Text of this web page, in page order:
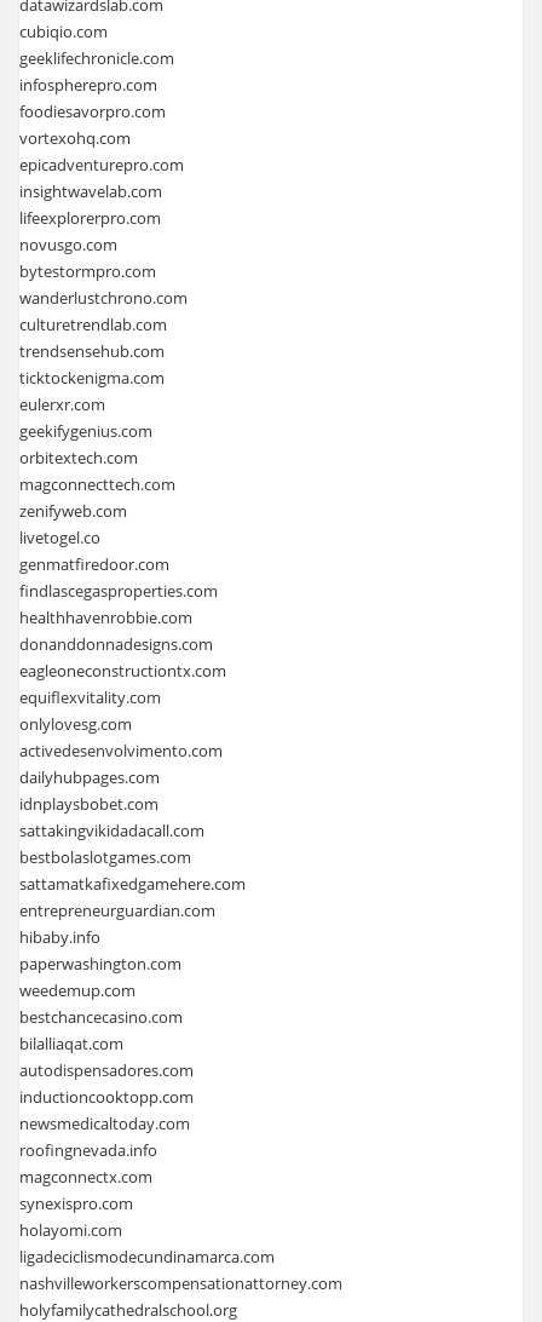
datawizardslab.com
cubiqio.com
geeklifechronicle.com
infospherepro.com
foodiesavorpro.com
vortexohq.com
epicadventurepro.com
insightwavelab.com
lifeexplorerpro.com
novusgo.com
bytestormpro.com
wanderlustchrono.com
culturetrendlab.com
trendsensehub.com
ticktockenigma.com
eulerxr.com
geekifygenius.com
orbitextech.com
magconnecttech.com
zenifyweb.com
livetogel.co
genmatfiredoor.com
findlascegasproperties.com
healthhavenrobbie.com
donanddonnadesigns.com
eagleoneconstructiontx.com
equiflexvitality.com
onlylovesg.com
activedesenvolvimento.com
dailyhubpages.com
idnplaysbobet.com
sattakingvikidadacall.com
bestbolaslotgames.com
sattamatkafixedgamehere.com
entrepreneurguardian.com
hibaby.info
paperwashington.com
weedemup.com
bestchancecasino.com
bilalliaqat.com
autodispensadores.com
inductioncooktopp.com
newsmedicaltoday.com
roofingnevada.info
magconnectx.com
synexispro.com
holayomi.com
ligadeciclismodecundinamarca.com
nashvilleworkerscompensationattorney.com
holyfamilycathedralschool.org